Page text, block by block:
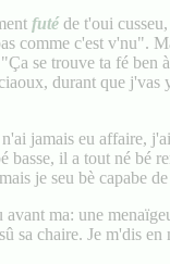
futé de t'oui
comme c'est v'nu".
se trouve ta fé
durant que
jamais eu affaire,
basse, il a tout né bé
je seu bè capabe
ma: une
sa chaire. Je m'dis